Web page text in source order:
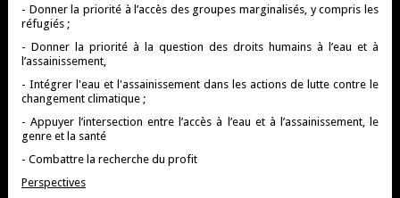
- Donner la priorité à l’accès des groupes marginalisés, y compris les
réfugiés ;
- Donner la priorité à la question des droits humains à l’eau et à
l’assainissement,
- Intégrer l'eau et l'assainissement dans les actions de lutte contre le
changement climatique ;
- Appuyer l’intersection entre l’accès à l’eau et à l’assainissement, le
genre et la santé
- Combattre la recherche du profit
Perspectives